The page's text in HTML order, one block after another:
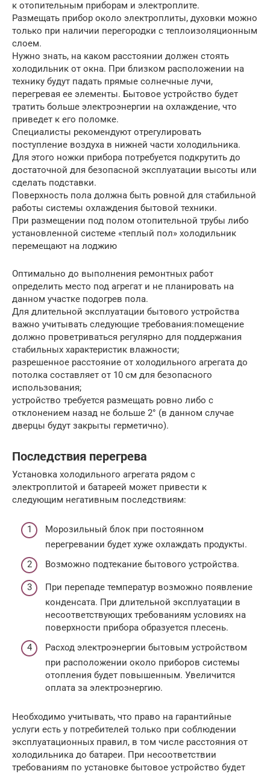
к отопительным приборам и электроплите.
Размещать прибор около электроплиты, духовки можно
только при наличии перегородки с теплоизоляционным
слоем.
Нужно знать, на каком расстоянии должен стоять
холодильник от окна. При близком расположении на
технику будут падать прямые солнечные лучи,
перегревая ее элементы. Бытовое устройство будет
тратить больше электроэнергии на охлаждение, что
приведет к его поломке.
Специалисты рекомендуют отрегулировать
поступление воздуха в нижней части холодильника.
Для этого ножки прибора потребуется подкрутить до
достаточной для безопасной эксплуатации высоты или
сделать подставки.
Поверхность пола должна быть ровной для стабильной
работы системы охлаждения бытовой техники.
При размещении под полом отопительной трубы либо
установленной системе «теплый пол» холодильник
перемещают на лоджию
Оптимально до выполнения ремонтных работ
определить место под агрегат и не планировать на
данном участке подогрев пола.
Для длительной эксплуатации бытового устройства
важно учитывать следующие требования:помещение
должно проветриваться регулярно для поддержания
стабильных характеристик влажности;
разрешенное расстояние от холодильного агрегата до
потолка составляет от 10 см для безопасного
использования;
устройство требуется размещать ровно либо с
отклонением назад не больше 2° (в данном случае
дверцы будут закрыты герметично).
Последствия перегрева
Установка холодильного агрегата рядом с
электроплитой и батареей может привести к
следующим негативным последствиям:
Морозильный блок при постоянном
перегревании будет хуже охлаждать продукты.
Возможно подтекание бытового устройства.
При перепаде температур возможно появление
конденсата. При длительной эксплуатации в
несоответствующих требованиям условиях на
поверхности прибора образуется плесень.
Расход электроэнергии бытовым устройством
при расположении около приборов системы
отопления будет повышенным. Увеличится
оплата за электроэнергию.
Необходимо учитывать, что право на гарантийные
услуги есть у потребителей только при соблюдении
эксплуатационных правил, в том числе расстояния от
холодильника до батареи. При несоответствии
требованиям по установке бытовое устройство будет